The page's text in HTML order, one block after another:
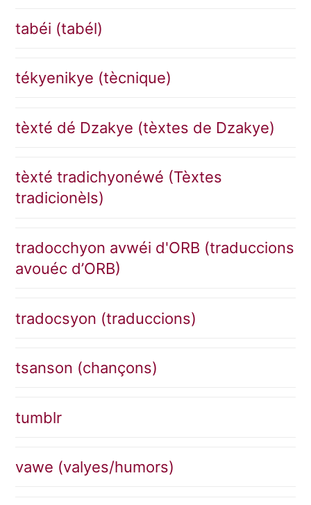
tabéi (tabél)
tékyenikye (tècnique)
tèxté dé Dzakye (tèxtes de Dzakye)
tèxté tradichyonéwé (Tèxtes
tradicionèls)
tradocchyon avwéi d'ORB (traduccions
avouéc d’ORB)
tradocsyon (traduccions)
tsanson (chançons)
tumblr
vawe (valyes/humors)